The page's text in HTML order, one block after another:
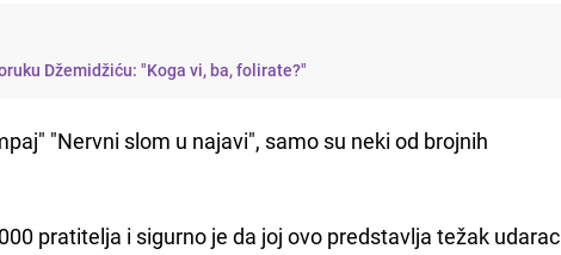
Džemidžiću: "Koga vi, ba, folirate?"
"Nervni slom u najavi", samo su neki od brojnih
pratitelja i sigurno je da joj ovo predstavlja težak udarac